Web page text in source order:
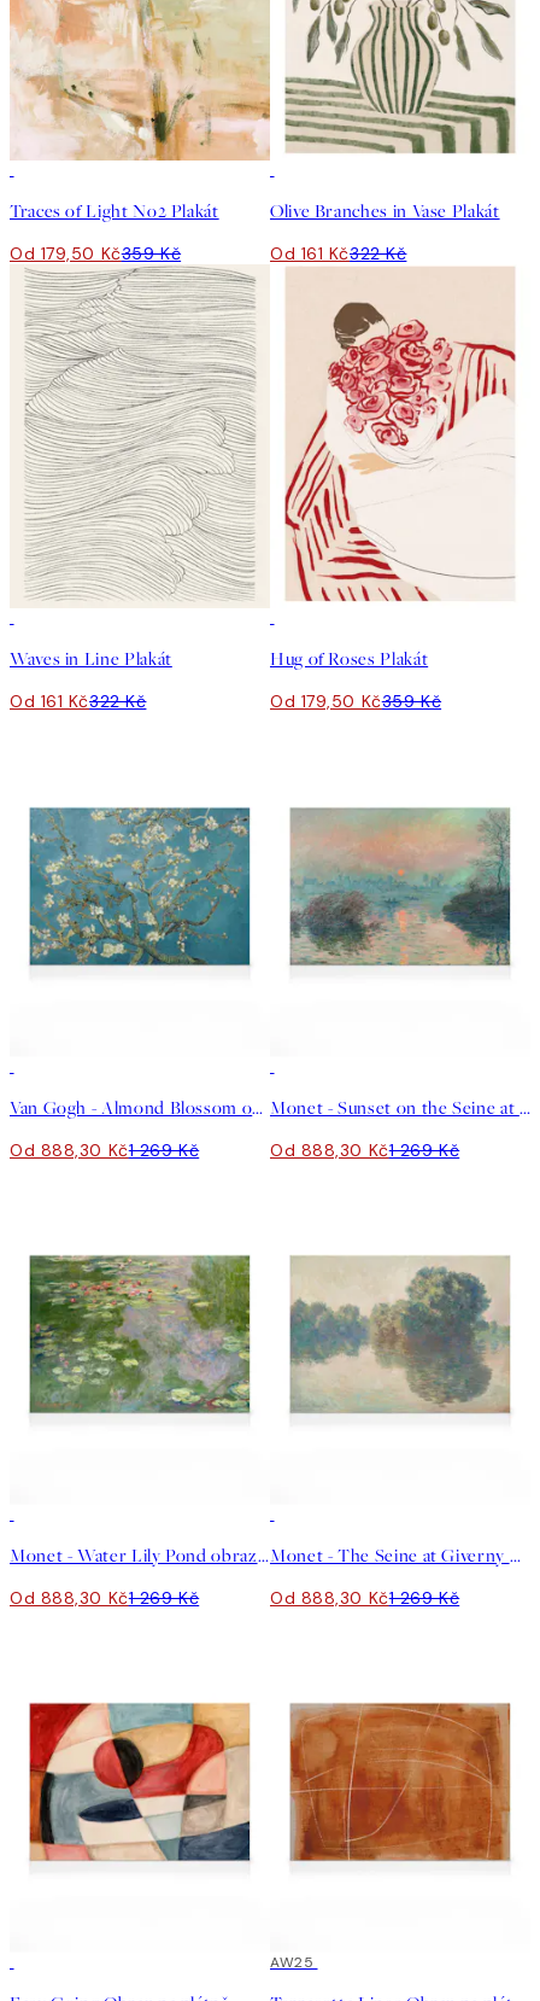
Traces of Light No2 Plakát
Od 179,50 Kč359 Kč
Olive Branches in Vase Plakát
Od 161 Kč322 Kč
Waves in Line Plakát
Od 161 Kč322 Kč
Hug of Roses Plakát
Od 179,50 Kč359 Kč
Van Gogh - Almond Blossom obraz na plátně
Od 888,30 Kč1 269 Kč
Monet - Sunset on the Seine at Lavacourt obraz na plátně
Od 888,30 Kč1 269 Kč
Monet - Water Lily Pond obraz na plátně
Od 888,30 Kč1 269 Kč
Monet - The Seine at Giverny obraz na plátně
Od 888,30 Kč1 269 Kč
30%*
AW25